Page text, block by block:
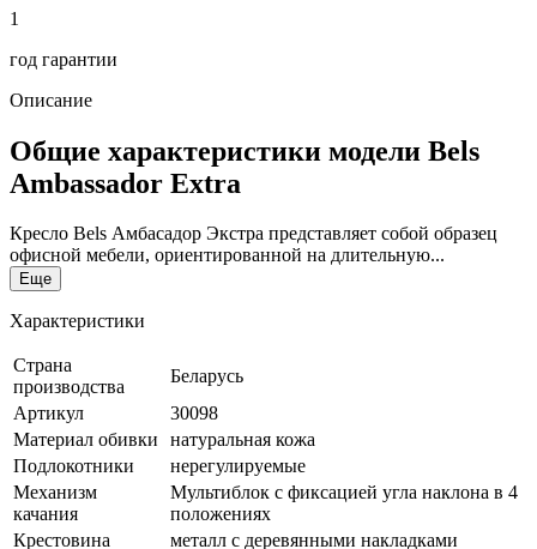
1
год гарантии
Описание
Общие характеристики модели Bels
Ambassador Extra
Кресло Bels Амбасадор Экстра представляет собой образец
офисной мебели, ориентированной на длительную...
Еще
Характеристики
Страна
производства
Беларусь
Артикул
30098
Материал обивки
натуральная кожа
Подлокотники
нерегулируемые
Механизм
качания
Мультиблок с фиксацией угла наклона в 4
положениях
Крестовина
металл с деревянными накладками